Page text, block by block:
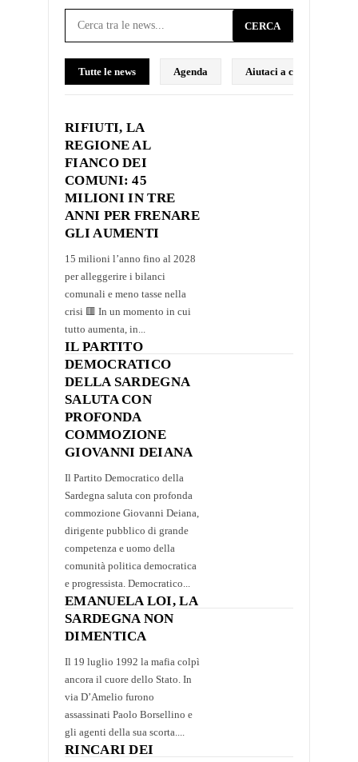
CERCA
Tutte le news Agenda Aiutaci a costruire il
RIFIUTI, LA
REGIONE AL
FIANCO DEI
COMUNI: 45
MILIONI IN TRE
ANNI PER FRENARE
GLI AUMENTI
15 milioni l’anno fino al 2028
per alleggerire i bilanci
comunali e meno tasse nella
crisi 🟥 In un momento in cui
tutto aumenta, in...
IL PARTITO
DEMOCRATICO
DELLA SARDEGNA
SALUTA CON
PROFONDA
COMMOZIONE
GIOVANNI DEIANA
Il Partito Democratico della
Sardegna saluta con profonda
commozione Giovanni Deiana,
dirigente pubblico di grande
competenza e uomo della
comunità politica democratica
e progressista. Democratico...
EMANUELA LOI, LA
SARDEGNA NON
DIMENTICA
Il 19 luglio 1992 la mafia colpì
ancora il cuore dello Stato. In
via D’Amelio furono
assassinati Paolo Borsellino e
gli agenti della sua scorta....
RINCARI DEI